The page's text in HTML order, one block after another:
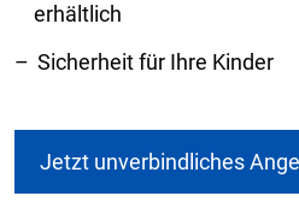
erhältlich
Sicherheit für Ihre Kinder
Jetzt unverbindliches